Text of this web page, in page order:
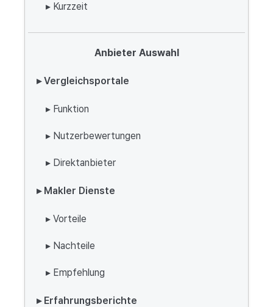
▸ Kurzzeit
Anbieter Auswahl
▸ Vergleichsportale
▸ Funktion
▸ Nutzerbewertungen
▸ Direktanbieter
▸ Makler Dienste
▸ Vorteile
▸ Nachteile
▸ Empfehlung
▸ Erfahrungsberichte